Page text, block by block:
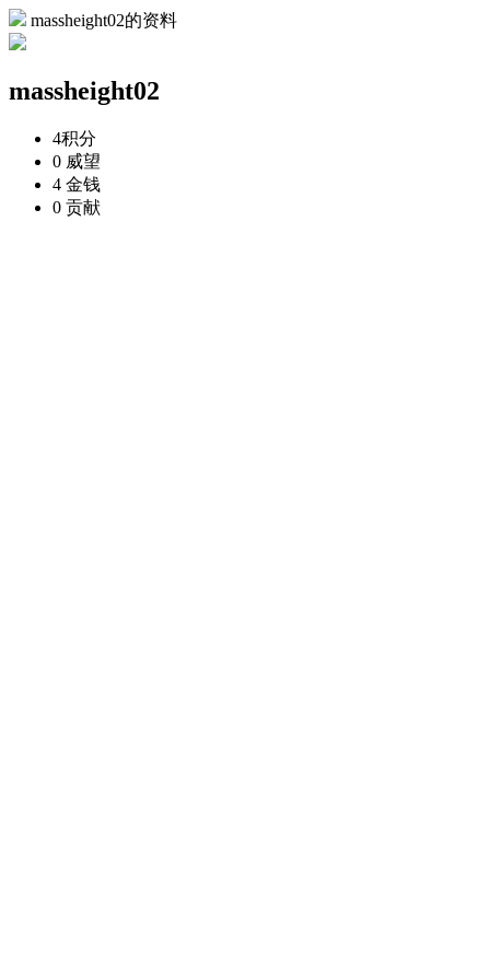
massheight02的资料
massheight02
4积分
0 威望
4 金钱
0 贡献